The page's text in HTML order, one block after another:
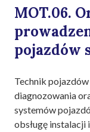
MOT.06.
pojazdów
Technik
diagnozowania
systemów
obsługę